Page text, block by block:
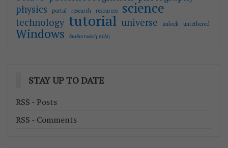
physics
portal research resources science
technology tutorial universe unlock untethered
Windows διαδικτυακή πύλη
STAY UP TO DATE
RSS - Posts
RSS - Comments